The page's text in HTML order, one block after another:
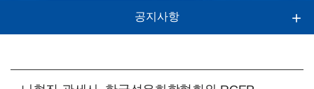
공지사항 